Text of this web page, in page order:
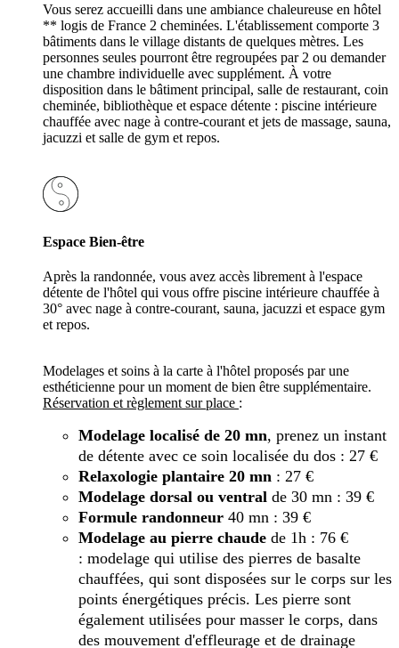
Vous serez accueilli dans une ambiance chaleureuse en hôtel
** logis de France 2 cheminées. L'établissement comporte 3
bâtiments dans le village distants de quelques mètres. Les
personnes seules pourront être regroupées par 2 ou demander
une chambre individuelle avec supplément. À votre
disposition dans le bâtiment principal, salle de restaurant, coin
cheminée, bibliothèque et espace détente : piscine intérieure
chauffée avec nage à contre-courant et jets de massage, sauna,
jacuzzi et salle de gym et repos.
Espace Bien-être
Après la randonnée, vous avez accès librement à l'espace
détente de l'hôtel qui vous offre piscine intérieure chauffée à
30° avec nage à contre-courant, sauna, jacuzzi et espace gym
et repos.
Modelages et soins à la carte à l'hôtel proposés par une
esthéticienne pour un moment de bien être supplémentaire.
Réservation et règlement sur place :
Modelage localisé de 20 mn, prenez un instant
de détente avec ce soin localisée du dos : 27 €
Relaxologie plantaire 20 mn : 27 €
Modelage dorsal ou ventral de 30 mn : 39 €
Formule randonneur 40 mn : 39 €
Modelage au pierre chaude de 1h : 76 €
: modelage qui utilise des pierres de basalte
chauffées, qui sont disposées sur le corps sur les
points énergétiques précis. Les pierre sont
également utilisées pour masser le corps, dans
des mouvement d'effleurage et de drainage